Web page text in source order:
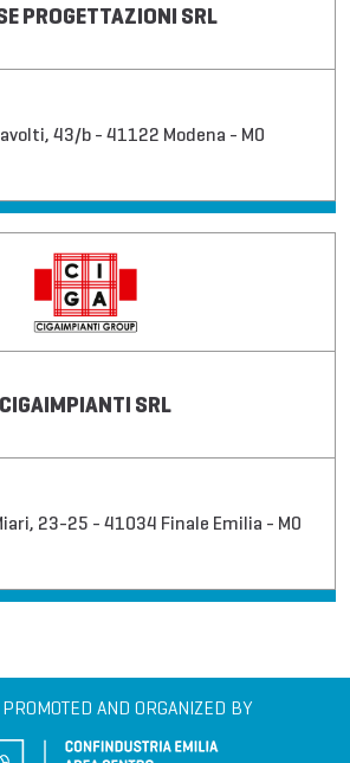
PROGETTAZIONI SRL
43/b - 41122 Modena - MO
CIGAIMPIANTI SRL
23-25 - 41034 Finale Emilia - MO
AND ORGANIZED BY